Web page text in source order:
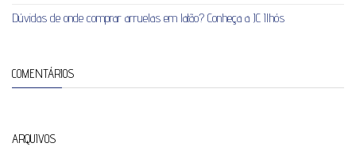
Dúvidas de onde comprar arruelas em latão? Conheça a JC Ilhós
COMENTÁRIOS
ARQUIVOS